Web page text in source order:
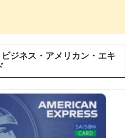
ジネス・アメリカン・エキ